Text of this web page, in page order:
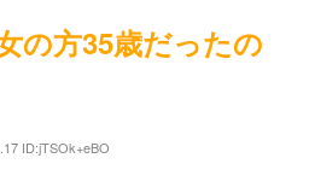
の方35歳だったの
ID:jTSOk+eBO